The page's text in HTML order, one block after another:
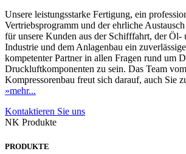
Unsere leistungsstarke Fertigung, ein
Vertriebsprogramm und der ehrliche
für unsere Kunden aus der Schifffahrt, der Öl-
Industrie und dem Anlagenbau ein
kompetenter Partner in allen Fragen rund um
Druckluftkomponenten zu sein. Das Team
Kompressorenbau freut sich darauf, auch Sie
»mehr...
Kontaktieren Sie uns
NK Produkte
PRODUKTE